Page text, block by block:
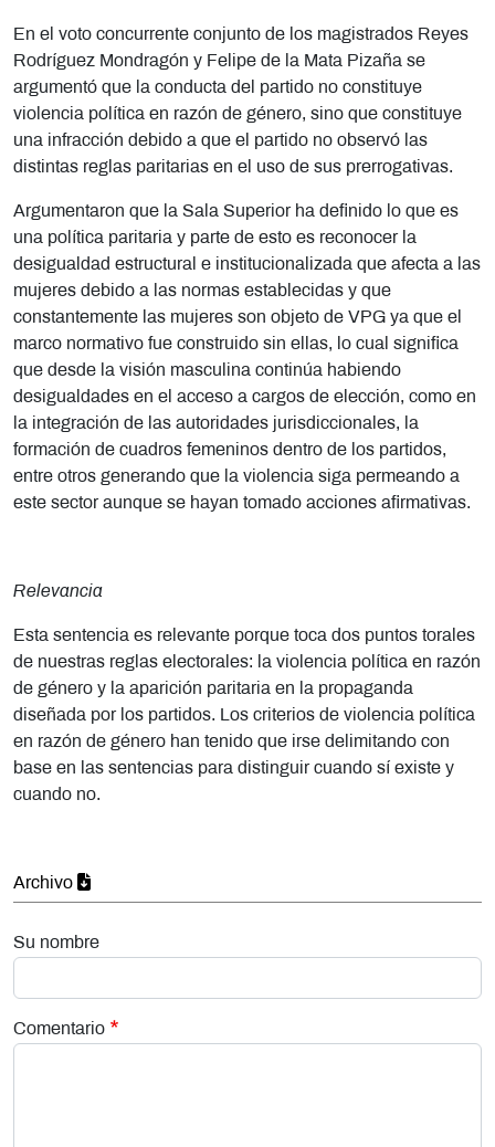
En el voto concurrente conjunto de los magistrados Reyes
Rodríguez Mondragón y Felipe de la Mata Pizaña se
argumentó que la conducta del partido no constituye
violencia política en razón de género, sino que constituye
una infracción debido a que el partido no observó las
distintas reglas paritarias en el uso de sus prerrogativas.
Argumentaron que la Sala Superior ha definido lo que es
una política paritaria y parte de esto es reconocer la
desigualdad estructural e institucionalizada que afecta a las
mujeres debido a las normas establecidas y que
constantemente las mujeres son objeto de VPG ya que el
marco normativo fue construido sin ellas, lo cual significa
que desde la visión masculina continúa habiendo
desigualdades en el acceso a cargos de elección, como en
la integración de las autoridades jurisdiccionales, la
formación de cuadros femeninos dentro de los partidos,
entre otros generando que la violencia siga permeando a
este sector aunque se hayan tomado acciones afirmativas.
Relevancia
Esta sentencia es relevante porque toca dos puntos torales
de nuestras reglas electorales: la violencia política en razón
de género y la aparición paritaria en la propaganda
diseñada por los partidos. Los criterios de violencia política
en razón de género han tenido que irse delimitando con
base en las sentencias para distinguir cuando sí existe y
cuando no.
Archivo
Su nombre
Comentario